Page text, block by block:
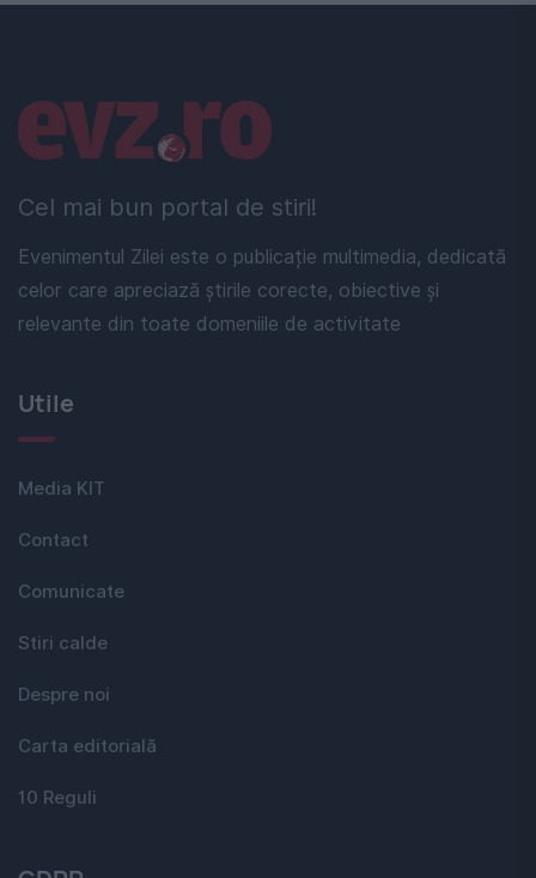
Cel mai bun portal de stiri!
Evenimentul Zilei este o publicație multimedia, dedicată
celor care apreciază știrile corecte, obiective și
relevante din toate domeniile de activitate
Linkuri utile
Utile
Media KIT
Contact
Comunicate
Stiri calde
Despre noi
Carta editorială
10 Reguli